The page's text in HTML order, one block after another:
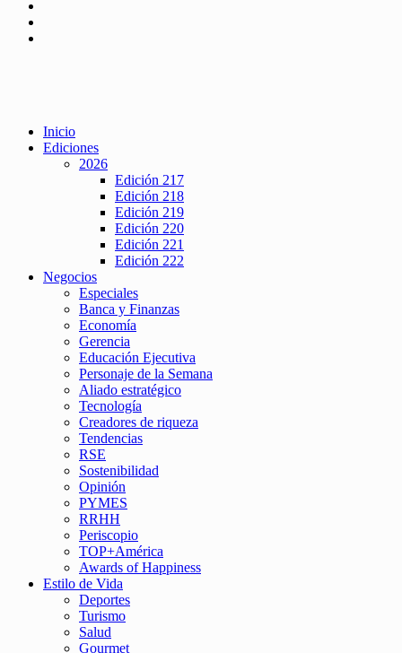
Inicio
Ediciones
2026
Edición 217
Edición 218
Edición 219
Edición 220
Edición 221
Edición 222
Negocios
Especiales
Banca y Finanzas
Economía
Gerencia
Educación Ejecutiva
Personaje de la Semana
Aliado estratégico
Tecnología
Creadores de riqueza
Tendencias
RSE
Sostenibilidad
Opinión
PYMES
RRHH
Periscopio
TOP+América
Awards of Happiness
Estilo de Vida
Deportes
Turismo
Salud
Gourmet